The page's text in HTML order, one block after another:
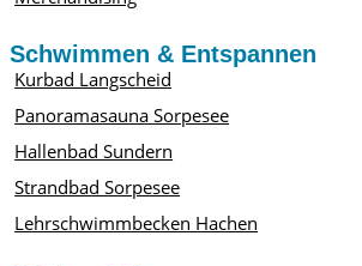
Schwimmen & Entspannen
Kurbad Langscheid
Panoramasauna Sorpesee
Hallenbad Sundern
Strandbad Sorpesee
Lehrschwimmbecken Hachen